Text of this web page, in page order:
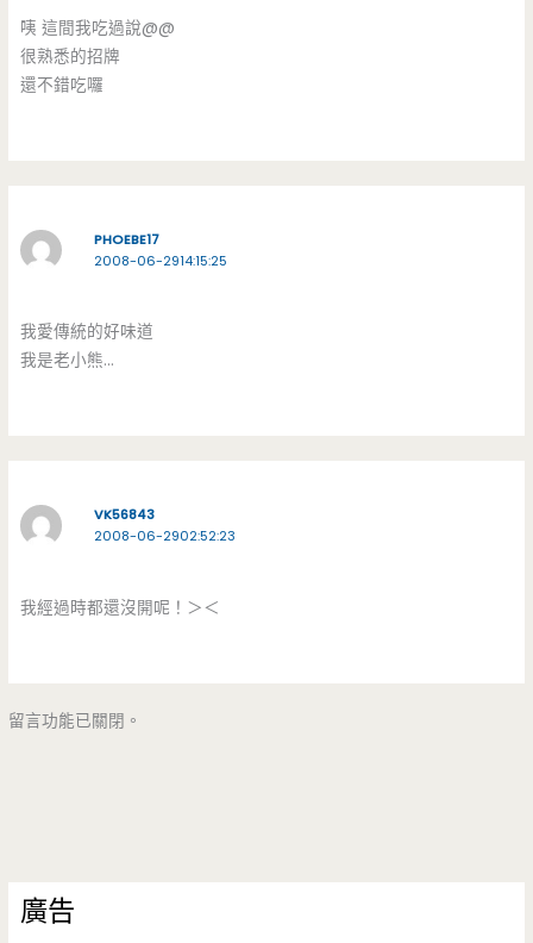
咦 這間我吃過說@@
很熟悉的招牌
還不錯吃囉
PHOEBE17
2008-06-2914:15:25
我愛傳統的好味道
我是老小熊…
VK56843
2008-06-2902:52:23
我經過時都還沒開呢！＞＜
留言功能已關閉。
廣告